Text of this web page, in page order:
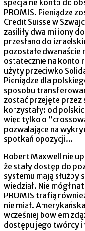
specjalne konto do
PROMIS. Pieniądze
Credit Suisse w
zasiliły dwa miliony
przesłano do
pozostałe
ostatecznie na konto
użyty przeciwko
Pieniądze dla
sposobu
zostać przejęte przez
korzystały: od
więc tylko o
pozwalające na
spotkań opozycji…
Robert Maxwell nie
że stały dostęp do
systemu mają służby
wiedział. Nie mógł
PROMIS trafią
nie miał.
wcześniej bowiem
dostępu jego twórcy